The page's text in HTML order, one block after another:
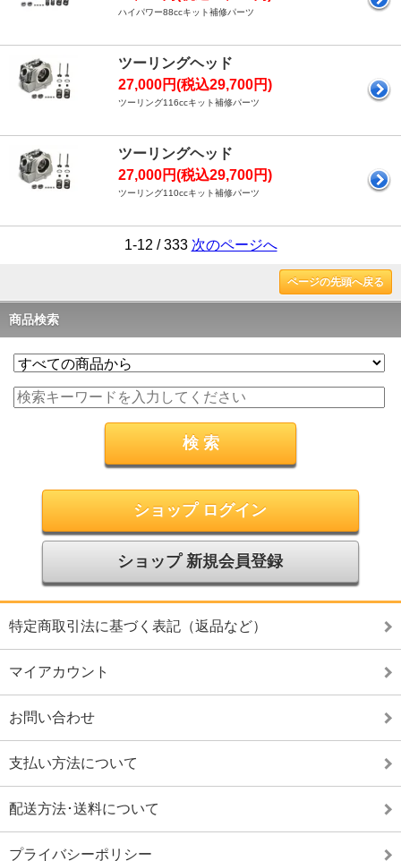
ハイパワー88ccキット補修パーツ
ツーリングヘッド
27,000円(税込29,700円)
ツーリング116ccキット補修パーツ
ツーリングヘッド
27,000円(税込29,700円)
ツーリング110ccキット補修パーツ
1-12 / 333 次のページへ
ページの先頭へ戻る
商品検索
ショップ ログイン
ショップ 新規会員登録
特定商取引法に基づく表記（返品など）
マイアカウント
お問い合わせ
支払い方法について
配送方法･送料について
プライバシーポリシー